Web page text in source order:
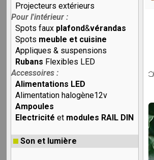
Projecteurs extérieurs
Pour l'intérieur :
Spots faux plafond&vérandas
Spots meuble et cuisine
Appliques & suspensions
Rubans Flexibles LED
Accessoires :
Alimentations LED
Alimentation halogène12v
Ampoules
Electricité et modules RAIL DIN
Son et lumière